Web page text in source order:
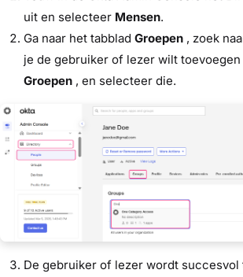
uit en selecteer Mensen.
Ga naar het tabblad Groepen , zoek
je de gebruiker of lezer wilt
Groepen , en selecteer die.
De gebruiker of lezer wordt succesvol